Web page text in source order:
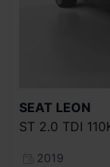
SEAT LEON
ST 2.0 TDI
2019